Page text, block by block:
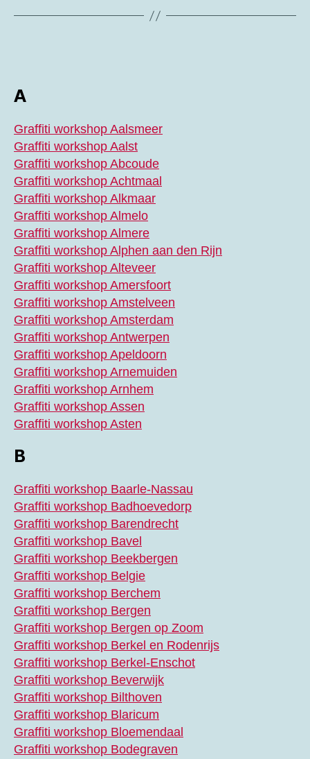
A
Graffiti workshop Aalsmeer
Graffiti workshop Aalst
Graffiti workshop Abcoude
Graffiti workshop Achtmaal
Graffiti workshop Alkmaar
Graffiti workshop Almelo
Graffiti workshop Almere
Graffiti workshop Alphen aan den Rijn
Graffiti workshop Alteveer
Graffiti workshop Amersfoort
Graffiti workshop Amstelveen
Graffiti workshop Amsterdam
Graffiti workshop Antwerpen
Graffiti workshop Apeldoorn
Graffiti workshop Arnemuiden
Graffiti workshop Arnhem
Graffiti workshop Assen
Graffiti workshop Asten
B
Graffiti workshop Baarle-Nassau
Graffiti workshop Badhoevedorp
Graffiti workshop Barendrecht
Graffiti workshop Bavel
Graffiti workshop Beekbergen
Graffiti workshop Belgie
Graffiti workshop Berchem
Graffiti workshop Bergen
Graffiti workshop Bergen op Zoom
Graffiti workshop Berkel en Rodenrijs
Graffiti workshop Berkel-Enschot
Graffiti workshop Beverwijk
Graffiti workshop Bilthoven
Graffiti workshop Blaricum
Graffiti workshop Bloemendaal
Graffiti workshop Bodegraven